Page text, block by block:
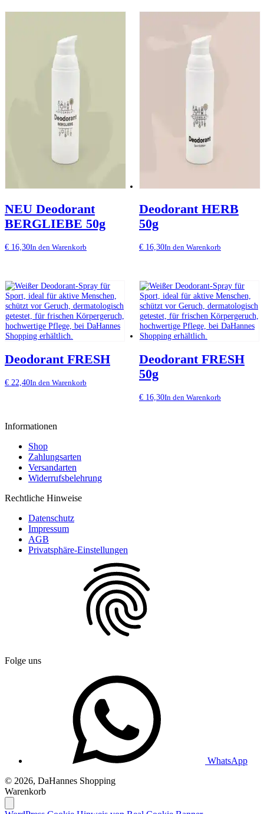
NEU Deodorant
BERGLIEBE 50g
€ 16,30In den Warenkorb
Deodorant HERB
50g
€ 16,30In den Warenkorb
Deodorant FRESH
€ 22,40In den Warenkorb
Deodorant FRESH
50g
€ 16,30In den Warenkorb
Informationen
Shop
Zahlungsarten
Versandarten
Widerrufsbelehrung
Rechtliche Hinweise
Datenschutz
Impressum
AGB
Privatsphäre-Einstellungen
Folge uns
WhatsApp
© 2026, DaHannes Shopping
Warenkorb